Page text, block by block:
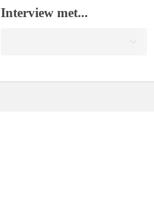
Interview met...